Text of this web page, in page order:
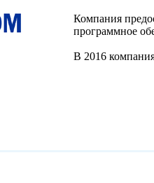
Компания
программное
В 2016